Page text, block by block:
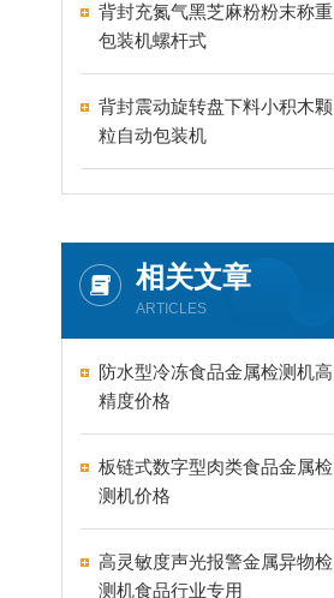
背封充氮气黑芝麻粉粉末称重
包装机螺杆式
背封震动旋转盘下料小积木颗
粒自动包装机
相关文章
ARTICLES
防水型冷冻食品金属检测机高
精度价格
板链式数字型肉类食品金属检
测机价格
高灵敏度声光报警金属异物检
测机食品行业专用